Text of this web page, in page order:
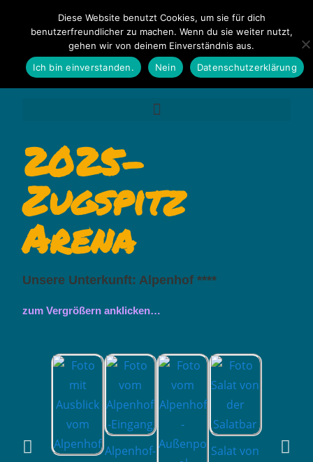
2025-
Zugspitz
Arena
Unsere Unterkunft: Alpenhof ****
zum Vergrößern anklicken…
Alpenhof-
Salat von
Diese Website benutzt Cookies, um sie für dich
benutzerfreundlicher zu machen. Wenn du sie weiter nutzt,
gehen wir von deinem Einverständnis aus.
Ich bin einverstanden.
Nein Datenschutzerklärung